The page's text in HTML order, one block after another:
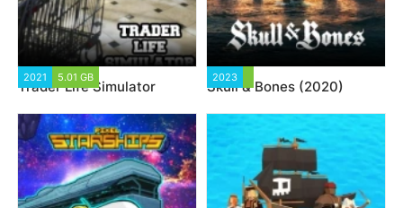
2021 5.01 GB
Trader Life Simulator
2023
Skull & Bones (2020)